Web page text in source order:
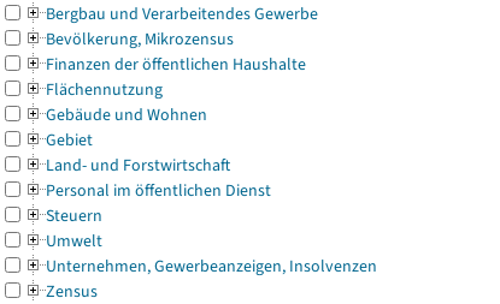
Bergbau und Verarbeitendes Gewerbe
Bevölkerung, Mikrozensus
Finanzen der öffentlichen Haushalte
Flächennutzung
Gebäude und Wohnen
Gebiet
Land- und Forstwirtschaft
Personal im öffentlichen Dienst
Steuern
Umwelt
Unternehmen, Gewerbeanzeigen, Insolvenzen
Zensus